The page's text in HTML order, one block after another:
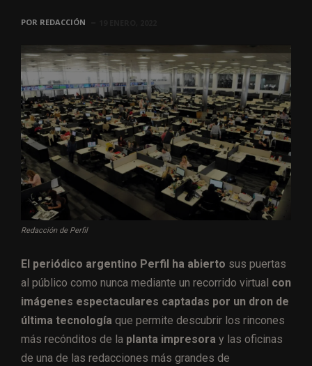
POR REDACCIÓN
Redacción de Perfil
El periódico argentino Perfil ha abierto sus puertas
al público como nunca mediante un recorrido virtual con
imágenes espectaculares captadas por un dron de
última tecnología que permite descubrir los rincones
más recónditos de la planta impresora y las oficinas
de una de las redacciones más grandes de